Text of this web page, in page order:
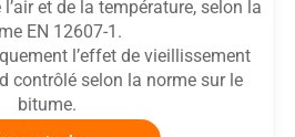
et de la température, selon la
EN 12607-1.
l’effet de vieillissement
contrôlé selon la norme sur le
bitume.